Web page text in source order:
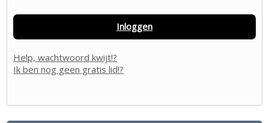
Inloggen
Help, wachtwoord kwijt!?
Ik ben nog geen gratis lid!?